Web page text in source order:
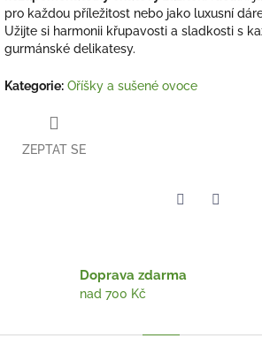
pro každou příležitost nebo jako luxusní
Užijte si harmonii křupavosti a sladkosti s
gurmánské delikatesy.
Kategorie: Oříšky a sušené ovoce
ZEPTAT SE
Doprava zdarma
nad 700 Kč